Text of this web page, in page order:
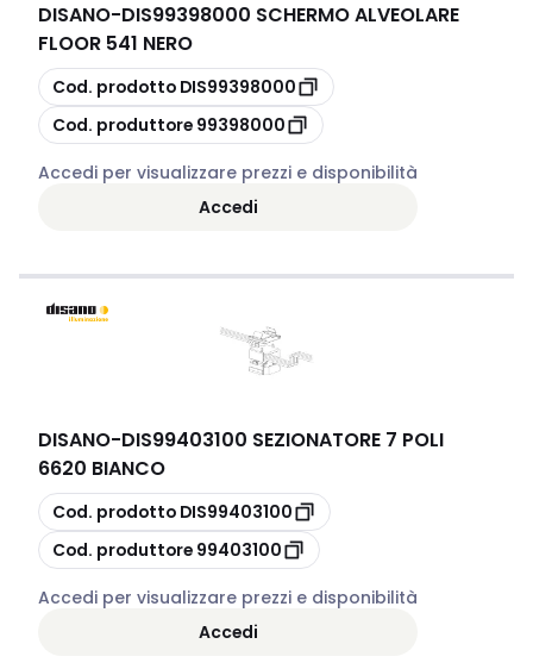
DISANO-DIS99398000 SCHERMO ALVEOLARE
FLOOR 541 NERO
copia
Cod. prodotto DIS99398000
copia
Cod. produttore 99398000
Accedi per visualizzare prezzi e disponibilità
Accedi
DISANO-DIS99403100 SEZIONATORE 7 POLI
6620 BIANCO
copia
Cod. prodotto DIS99403100
copia
Cod. produttore 99403100
Accedi per visualizzare prezzi e disponibilità
Accedi